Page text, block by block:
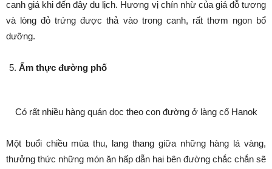
canh giá khi đến đây du lịch. Hương vị chín nhừ của giá đỗ tương
và lòng đỏ trứng được thả vào trong canh, rất thơm ngon bổ
dưỡng.
Ẩm thực đường phố
Có rất nhiều hàng quán dọc theo con đường ở làng cổ Hanok
Một buổi chiều mùa thu, lang thang giữa những hàng lá vàng,
thưởng thức những món ăn hấp dẫn hai bên đường chắc chắn sẽ